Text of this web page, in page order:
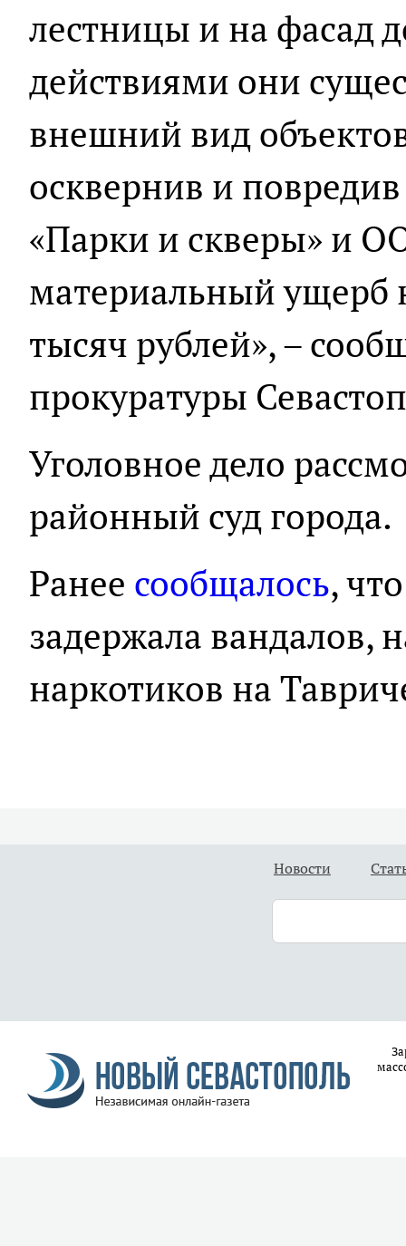
лестницы и на фасад
действиями они
внешний вид
осквернив и
«Парки и скверы» и
материальный
тысяч рублей», –
прокуратуры
Уголовное дело
районный суд города.
Ранее сообщалось,
задержала вандалов,
наркотиков на
Новости